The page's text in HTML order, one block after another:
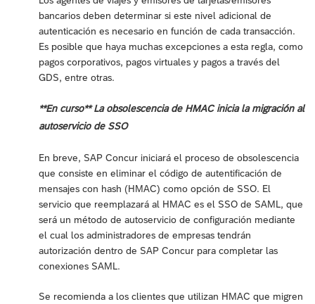
bancarios deben determinar si este nivel adicional de
autenticación es necesario en función de cada transacción.
Es posible que haya muchas excepciones a esta regla, como
pagos corporativos, pagos virtuales y pagos a través del
GDS, entre otras.
**En curso** La obsolescencia de HMAC inicia la migración al
autoservicio de SSO
En breve, SAP Concur iniciará el proceso de obsolescencia
que consiste en eliminar el código de autentificación de
mensajes con hash (HMAC) como opción de SSO. El
servicio que reemplazará al HMAC es el SSO de SAML, que
será un método de autoservicio de configuración mediante
el cual los administradores de empresas tendrán
autorización dentro de SAP Concur para completar las
conexiones SAML.
Se recomienda a los clientes que utilizan HMAC que migren